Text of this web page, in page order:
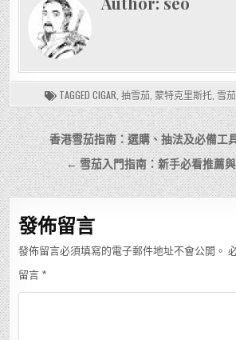
TAGGED CIGAR 抽雪茄 蒙特克里斯托 雪茄
文
章
導
覽
香港雪茄指南：選購、抽法及必備工
← 雪茄入門指南：新手必看推薦
發佈留言
發佈留言必須填寫的電子郵件地址不會公開。
留言 *